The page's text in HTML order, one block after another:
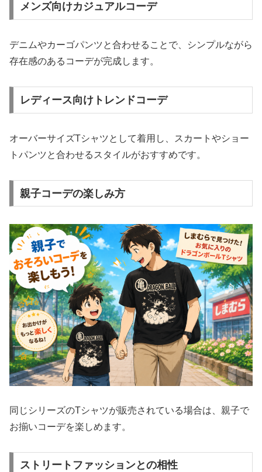
メンズ向けカジュアルコーデ
デニムやカーゴパンツと合わせることで、シンプルながら
存在感のあるコーデが完成します。
レディース向けトレンドコーデ
オーバーサイズTシャツとして着用し、スカートやショー
トパンツと合わせるスタイルがおすすめです。
親子コーデの楽しみ方
同じシリーズのTシャツが販売されている場合は、親子で
お揃いコーデを楽しめます。
ストリートファッションとの相性